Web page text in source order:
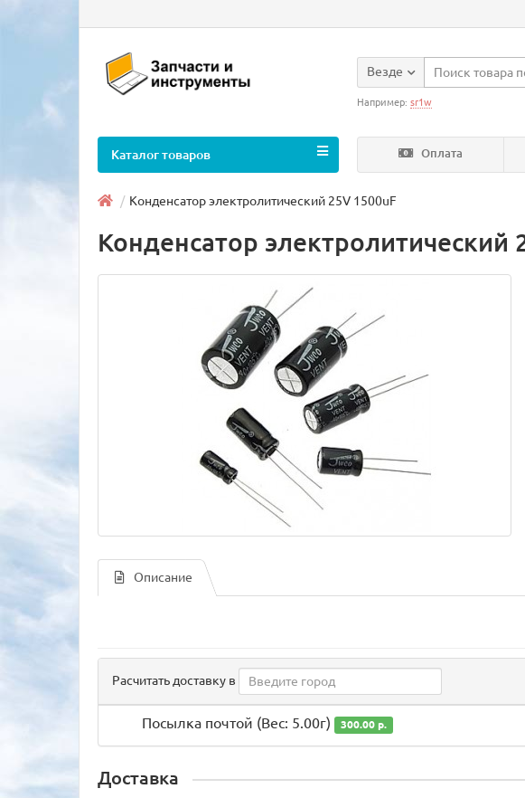
Везде
Например: sr1w
Оплата
Каталог товаров
Конденсатор электролитический 25V 1500uF
Конденсатор электролитический
Описание
Расчитать доставку в
Посылка почтой (Вес: 5.00г) 300.00 р.
Доставка